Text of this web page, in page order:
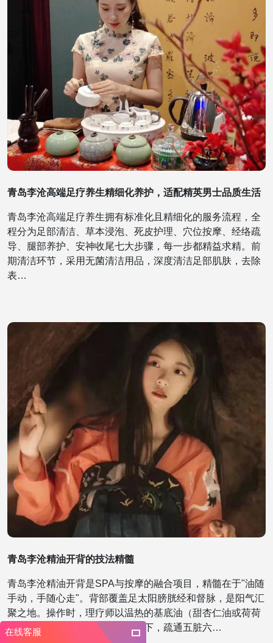
在线客服
青岛李沧高端足疗养生精细化养护，适配精英男士品质生活
青岛李沧高端足疗养生拥有标准化且精细化的服务流程，全
程分为足部清洁、草本浸泡、死皮护理、穴位按摩、经络疏
导、腿部养护、安神收尾七大步骤，每一步都精益求精。前
期清洁环节，采用无菌清洁用品，深度清洁足部肌肤，去除
表…
青岛李沧精油开背的技法精髓
青岛李沧精油开背是SPA与按摩的融合项目，精髓在于"油随
手动，手随心走"。背部覆盖足太阳膀胱经和督脉，是阳气汇
聚之地。操作时，理疗师以温热的基底油（甜杏仁油或荷荷
巴油）铺底，掌推膀胱经从上至下，疏通五脏六…